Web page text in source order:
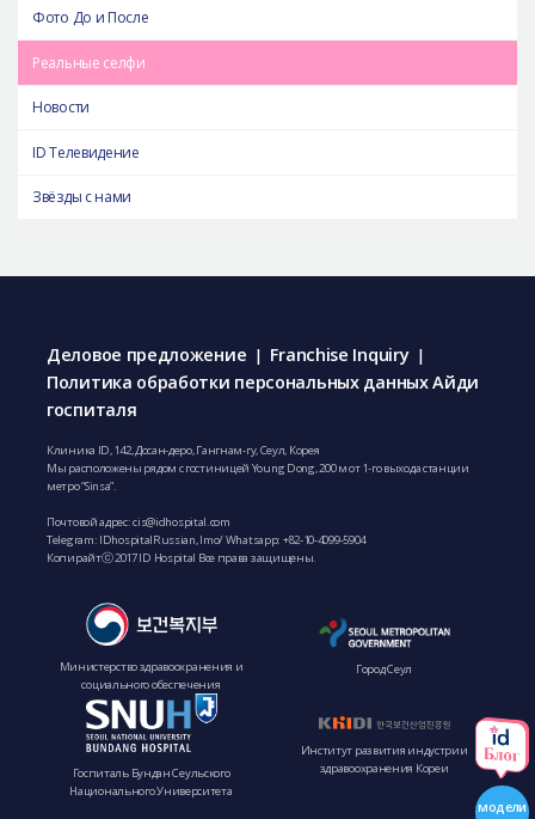
Фото До и После
Реальные селфи
Новости
ID Телевидение
Звёзды с нами
Деловое предложение | Franchise Inquiry |
Политика обработки персональных данных Айди
госпиталя
Клиника ID, 142, Досан-деро, Гангнам-гу, Сеул, Корея
Мы расположены рядом с гостиницей Young Dong, 200 м от 1-го выхода станции
метро “Sinsa”.
Почтовой адрес:cis@idhospital.com
Telegram: IDhospitalRussian, Imo/ Whatsapp: +82-10-4099-5904
Копирайтⓒ 2017 ID Hospital Все права защищены.
Министерство здравоохранения и
социального обеспечения
Город Сеул
Госпиталь Бундан Сеульского
Национального Университета
Институт развития индустрии
здравоохранения Кореи
модели